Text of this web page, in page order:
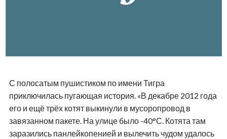
С полосатым пушистиком по имени Тигра
приключилась пугающая история. «В декабре 2012 года
его и ещё трёх котят выкинули в мусоропровод в
завязанном пакете. На улице было -40°С. Котята там
заразились панлейкопенией и вылечить чудом удалось